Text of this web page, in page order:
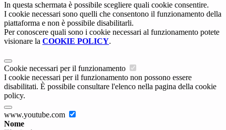
In questa schermata è possibile scegliere quali cookie consentire.
I cookie necessari sono quelli che consentono il funzionamento della
piattaforma e non è possibile disabilitarli.
Per conoscere quali sono i cookie necessari al funzionamento potete
visionare la COOKIE POLICY.
Cookie necessari per il funzionamento
I cookie necessari per il funzionamento non possono essere
disabilitati. È possibile consultare l'elenco nella pagina della cookie
policy.
www.youtube.com
Nome